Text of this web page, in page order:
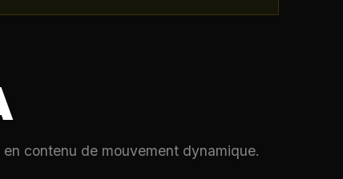
contenu de mouvement dynamique.